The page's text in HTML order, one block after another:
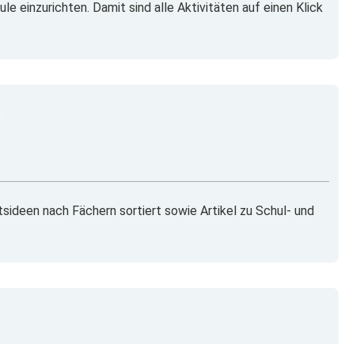
einzurichten. Damit sind alle Aktivitäten auf einen Klick
nach Fächern sortiert sowie Artikel zu Schul- und